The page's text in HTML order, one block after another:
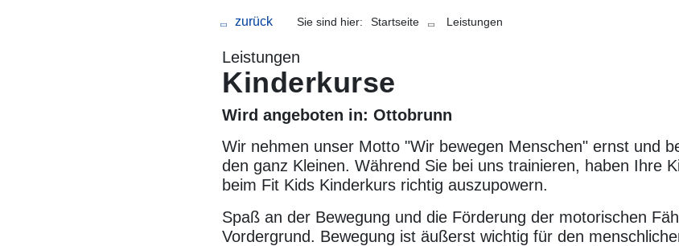
Sie sind hier:
P
a
n
a
v
g
Startseite Leistungen
Leistungen
Kinderkurse
Wird angeboten in:Ottobrunn
Wir nehmen unser Motto "Wir bewegen Menschen" ernst und
den ganz Kleinen. Während Sie bei uns trainieren, haben Ihre
beim Fit Kids Kinderkurs richtig auszupowern.
Spaß an der Bewegung und die Förderung der motorischen
Vordergrund. Bewegung ist äußerst wichtig für den